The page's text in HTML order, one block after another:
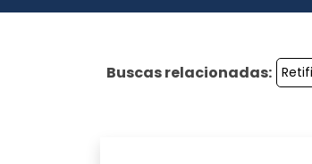
Buscas relacionadas: